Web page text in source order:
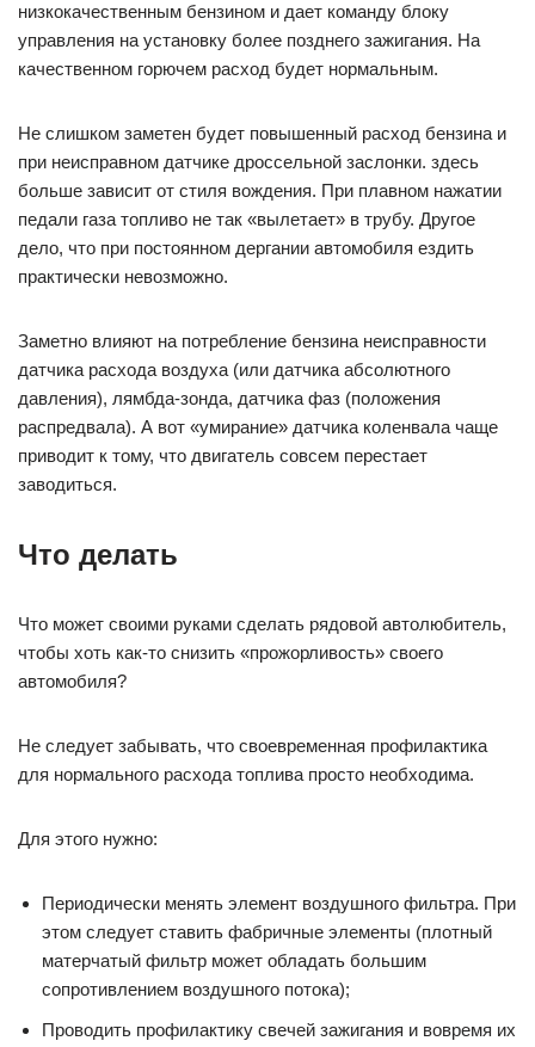
низкокачественным бензином и дает команду блоку
управления на установку более позднего зажигания. На
качественном горючем расход будет нормальным.
Не слишком заметен будет повышенный расход бензина и
при неисправном датчике дроссельной заслонки. здесь
больше зависит от стиля вождения. При плавном нажатии
педали газа топливо не так «вылетает» в трубу. Другое
дело, что при постоянном дергании автомобиля ездить
практически невозможно.
Заметно влияют на потребление бензина неисправности
датчика расхода воздуха (или датчика абсолютного
давления), лямбда-зонда, датчика фаз (положения
распредвала). А вот «умирание» датчика коленвала чаще
приводит к тому, что двигатель совсем перестает
заводиться.
Что делать
Что может своими руками сделать рядовой автолюбитель,
чтобы хоть как-то снизить «прожорливость» своего
автомобиля?
Не следует забывать, что своевременная профилактика
для нормального расхода топлива просто необходима.
Для этого нужно:
Периодически менять элемент воздушного фильтра. При
этом следует ставить фабричные элементы (плотный
матерчатый фильтр может обладать большим
сопротивлением воздушного потока);
Проводить профилактику свечей зажигания и вовремя их